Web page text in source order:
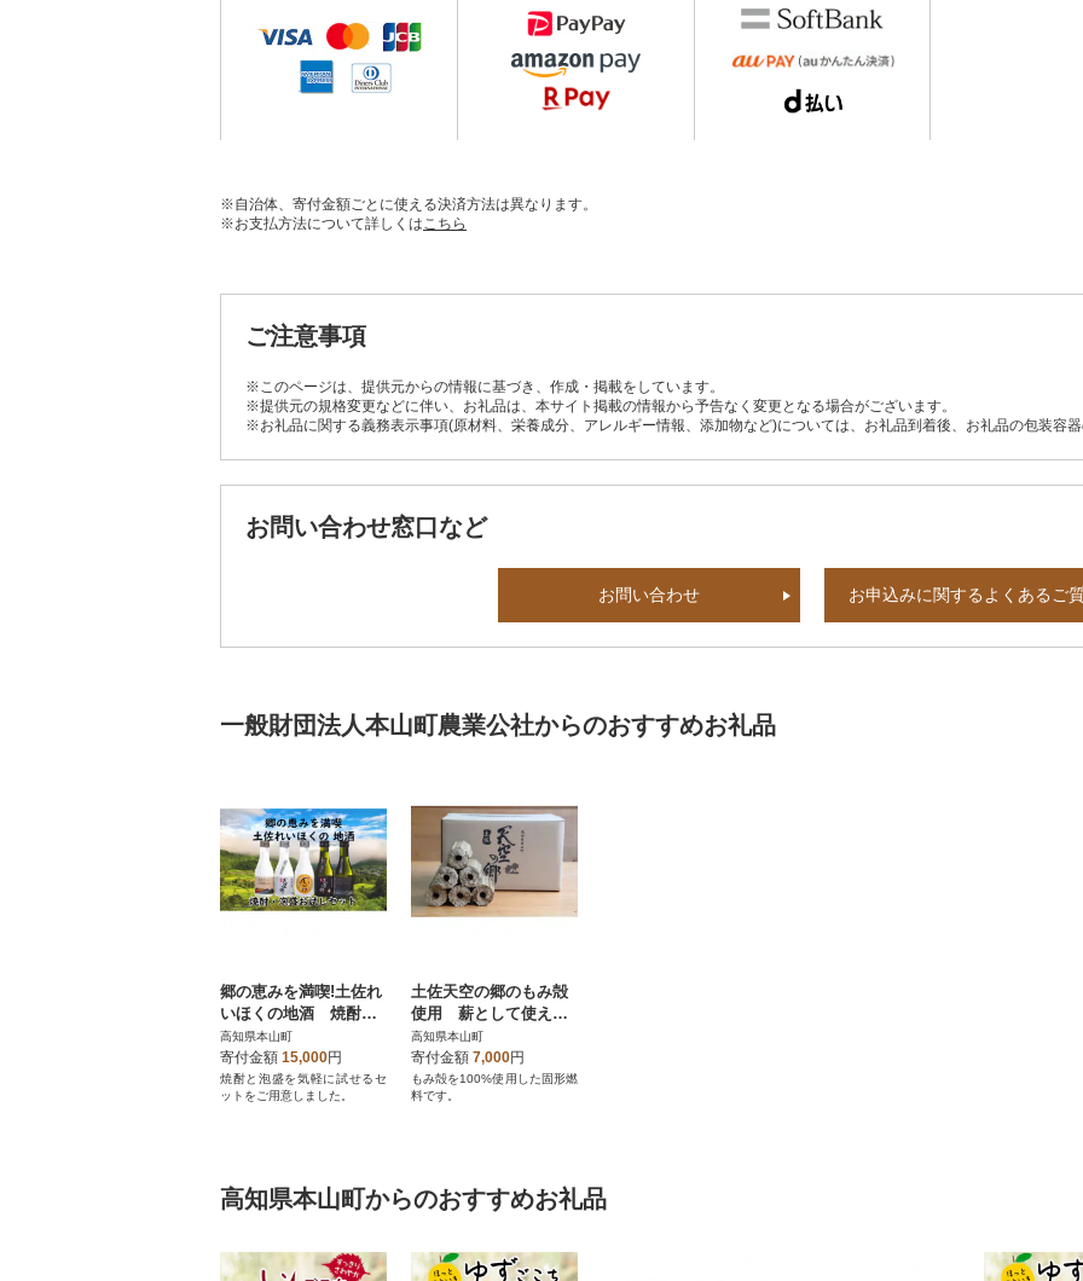
※自治体、寄付金額ごとに使える決済方法は異なります。
※お支払方法について詳しくはこちら
ご注意事項
※このページは、提供元からの情報に基づき、作成・掲載をしています。
※提供元の規格変更などに伴い、お礼品は、本サイト掲載の情報から予告なく変更となる場合がございます。
※お礼品に関する義務表示事項(原材料、栄養成分、アレルギー情報、添加物など)については、お礼品到着後、お礼品の包装容
お問い合わせ窓口など
お問い合わせ お申込みに関するよくあるご
一般財団法人本山町農業公社からのおすすめお礼品
郷の恵みを満喫!土佐れ
いほくの地酒 焼酎・
泡盛お試しセット
高知県本山町
寄付金額 15,000円
焼酎と泡盛を気軽に試せるセ
ットをご用意しました。
土佐天空の郷のもみ殻
使用 薪として使える
もみのひ(モミガライ
ト)20kg入り1箱
高知県本山町
寄付金額 7,000円
もみ殻を100%使用した固形燃
料です。
高知県本山町からのおすすめお礼品